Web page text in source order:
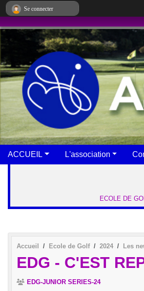
ACCUEIL L'association
ECOLE DE
Accueil Ecole de Golf 2024 Les
EDG - C'EST
EDG-JUNIOR SERIES-24
Se connecter
Panneau de gestion des cookies